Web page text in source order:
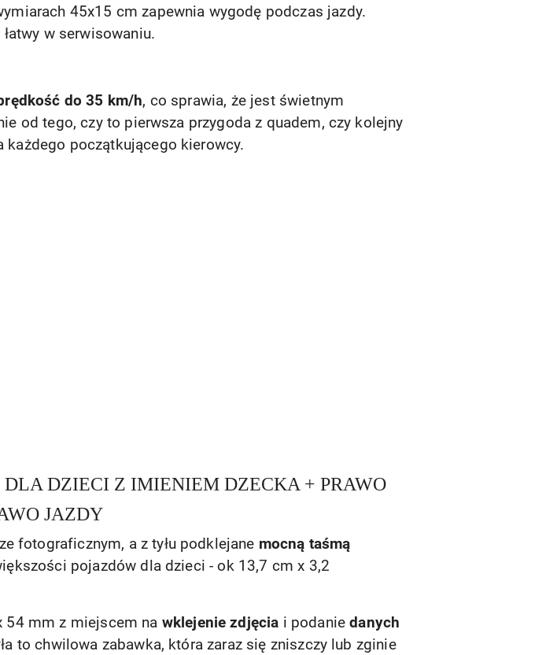
45x15 cm zapewnia wygodę podczas jazdy.
w serwisowaniu.
do 35 km/h, co sprawia, że jest świetnym
od tego, czy to pierwsza przygoda z quadem, czy kolejny
początkującego kierowcy.
DZIECI Z IMIENIEM DZECKA + PRAWO
JAZDY
fotograficznym, a z tyłu podklejane mocną taśmą
pojazdów dla dzieci - ok 13,7 cm x 3,2
54 mm z miejscem na wklejenie zdjęcia i podaniedanych
to chwilowa zabawka, która zaraz się zniszczy lub zginie